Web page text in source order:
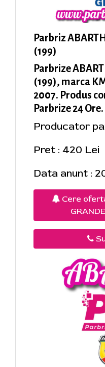
Parbriz
(199)
Parbrize
(199), marca
2007. Produs
Parbrize 24 Ore.
Producator
Pret : 420 Lei
Data anunt :
Cere